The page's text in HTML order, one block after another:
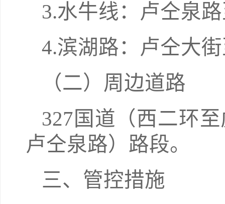
3.水牛线：卢仝泉
4.滨湖路：卢仝大
（二）周边道路
327国道（西二环
卢仝泉路）路段。
三、管控措施